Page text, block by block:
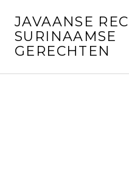
content
JAVAANSE
SURINAAMSE
GERECHTEN